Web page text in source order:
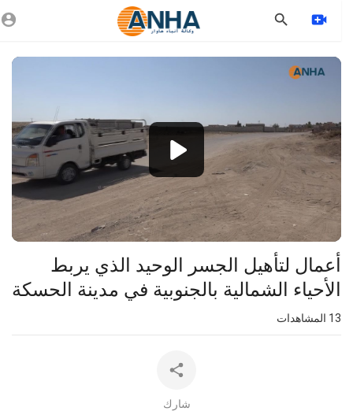
Video
Player
1080p
720p
480p
autoأعمال لتأهيل الجسر الوحيد الذي يربط
الأحياء الشمالية بالجنوبية في مدينة الحسكة
المشاهدات
شارك